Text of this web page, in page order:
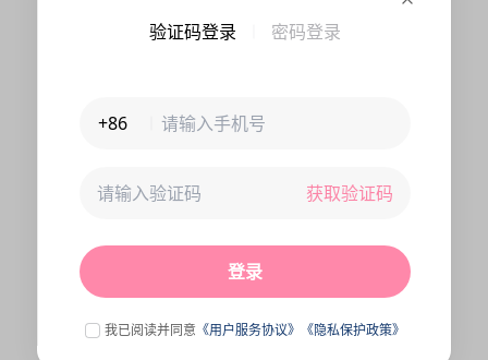
验证码登录 密码登录
+86
获取验证码
登录
我已阅读并同意 《用户服务协议》 《隐私保护政策》
未连接到服务器,刷新一下试试